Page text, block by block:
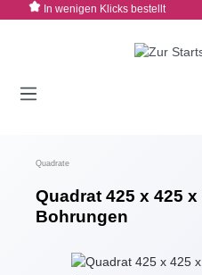
Zum Hauptinhalt springen
In wenigen Klicks bestellt
Quadrate
Quadrat 425 x 425
Bohrungen
Bildergalerie überspringen